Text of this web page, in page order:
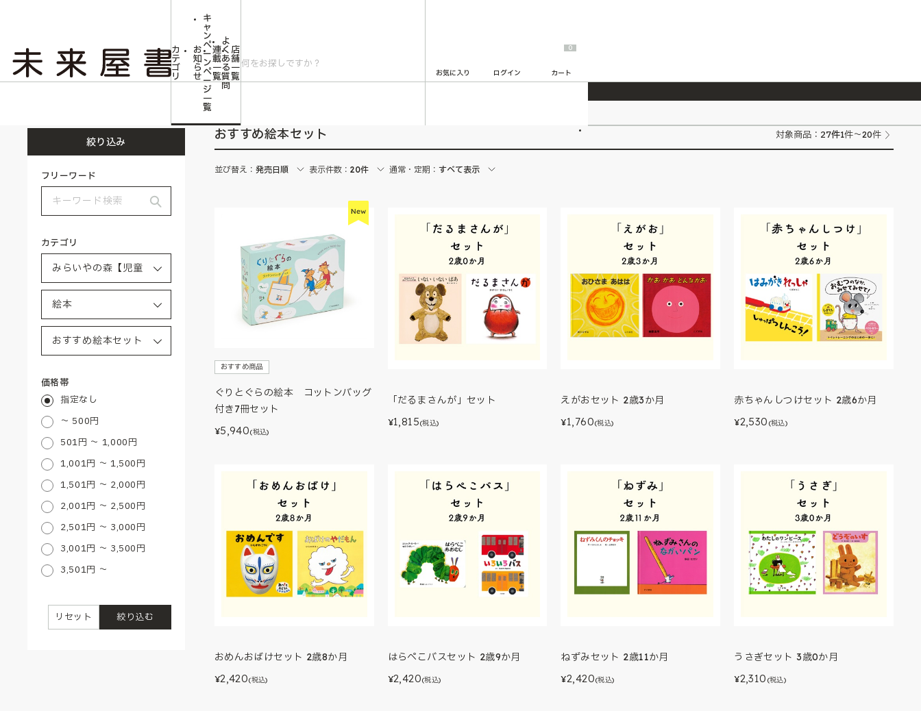
2026/7/23 『ONE PIECE magazine 021 ONE PIECEカード付き同梱版』発売延期のご案内
カ
テ
ゴ
リ
お
知
ら
せ
キ
ャ
ン
ペ
ー
ン
ペ
ー
ジ
一
覧
連
載
一
覧
よ
く
あ
る
質
問
店
舗
一
覧
お気に入り ログイン
0
カート
おすすめ絵本セット
絞り込み
フリーワード
カテゴリ
価格帯
指定なし
～ 500円
501円 ～ 1,000円
1,001円 ～ 1,500円
1,501円 ～ 2,000円
2,001円 ～ 2,500円
2,501円 ～ 3,000円
3,001円 ～ 3,500円
3,501円 ～
絞り込む
リセット
おすすめ絵本セット 対象商品： 27件1件～20件
並び替え： 発売日順 表示件数： 20件 通常・定期： すべて表示
おすすめ商品
ぐりとぐらの絵本 コットンバッグ
付き7冊セット
¥5,940(税込)
「だるまさんが」セット
¥1,815(税込)
えがおセット 2歳3か月
¥1,760(税込)
赤ちゃんしつけセット 2歳6か月
¥2,530 (税込)
おめんおばけセット 2歳8か月
¥2,420(税込)
はらぺこバスセット 2歳9か月
¥2,420(税込)
ねずみセット 2歳11か月
¥2,420(税込)
うさぎセット 3歳0か月
¥2,310 (税込)